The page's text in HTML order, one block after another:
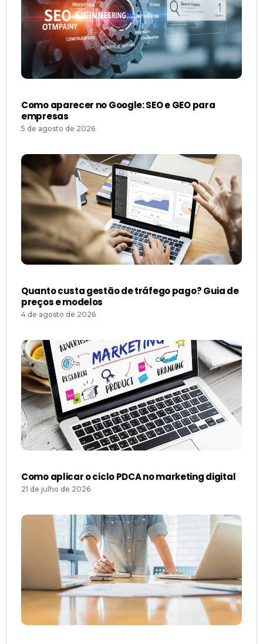
Como aparecer no Google: SEO e GEO para
empresas
5 de agosto de 2026
Quanto custa gestão de tráfego pago? Guia de
preços e modelos
4 de agosto de 2026
Como aplicar o ciclo PDCA no marketing digital
21 de julho de 2026